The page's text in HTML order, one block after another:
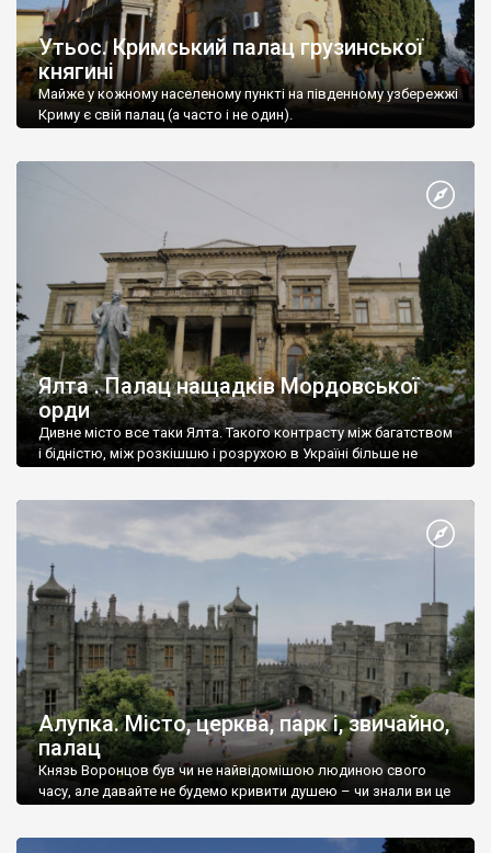
Утьос. Кримський палац грузинської
княгині
Майже у кожному населеному пункті на південному узбережжі
Криму є свій палац (а часто і не один).
Ялта . Палац нащадків Мордовської
орди
Дивне місто все таки Ялта. Такого контрасту між багатством
і бідністю, між розкішшю і розрухою в Україні більше не
Алупка. Місто, церква, парк і, звичайно,
палац
Князь Воронцов був чи не найвідомішою людиною свого
часу, але давайте не будемо кривити душею – чи знали ви це